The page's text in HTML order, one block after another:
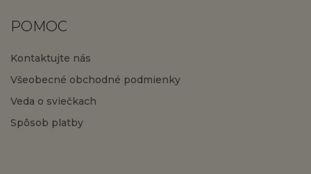
POMOC
Kontaktujte nás
Všeobecné obchodné podmienky
Veda o sviečkach
Spôsob platby